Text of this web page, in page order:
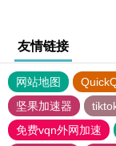
友情链接
网站地图
坚果加速器
免费vqn外网加速